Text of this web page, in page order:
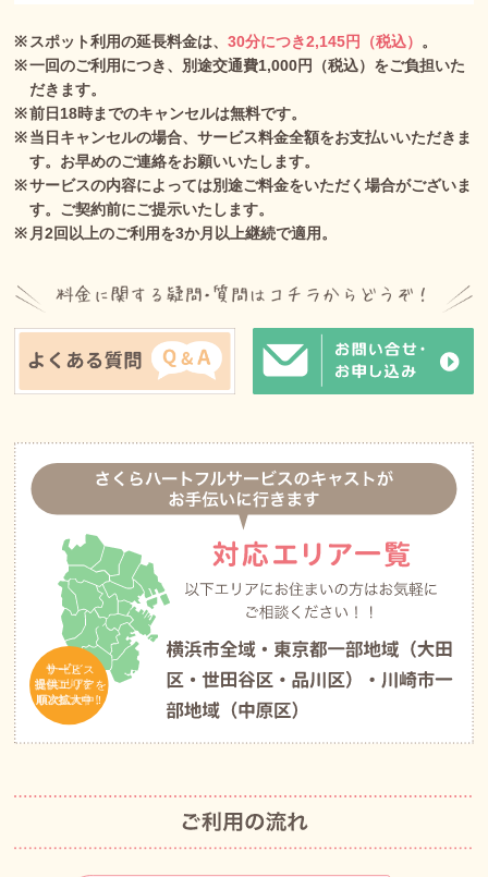
スポット利用の延長料金は、30分につき2,145円（税込） 。
一回のご利用につき、別途交通費1,000円（税込）をご負担いた
だきます。
前日18時までのキャンセルは無料です。
当日キャンセルの場合、サービス料金全額をお支払いいただきま
す。お早めのご連絡をお願いいたします。
サービスの内容によっては別途ご料金をいただく場合がございま
す。ご契約前にご提示いたします。
月2回以上のご利用を3か月以上継続で適用。